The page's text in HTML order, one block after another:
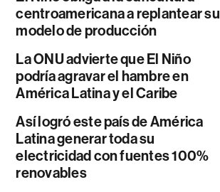
centroamericana a replantear su
modelo de producción
La ONU advierte que El Niño
podría agravar el hambre en
América Latina y el Caribe
Así logró este país de América
Latina generar toda su
electricidad con fuentes 100%
renovables